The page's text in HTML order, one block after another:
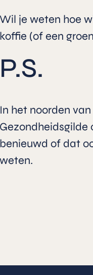
Wil je weten hoe
koffie (of een
P.S.
In het noorden
Gezondheidsgilde
benieuwd of dat
weten.